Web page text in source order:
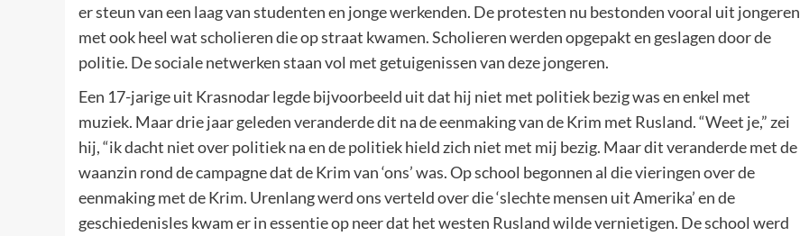
er steun van een laag van studenten en jonge werkenden. De protesten nu bestonden vooral uit jongeren
met ook heel wat scholieren die op straat kwamen. Scholieren werden opgepakt en geslagen door de
politie. De sociale netwerken staan vol met getuigenissen van deze jongeren.
Een 17-jarige uit Krasnodar legde bijvoorbeeld uit dat hij niet met politiek bezig was en enkel met
muziek. Maar drie jaar geleden veranderde dit na de eenmaking van de Krim met Rusland. “Weet je,” zei
hij, “ik dacht niet over politiek na en de politiek hield zich niet met mij bezig. Maar dit veranderde met de
waanzin rond de campagne dat de Krim van ‘ons’ was. Op school begonnen al die vieringen over de
eenmaking met de Krim. Urenlang werd ons verteld over die ‘slechte mensen uit Amerika’ en de
geschiedenisles kwam er in essentie op neer dat het westen Rusland wilde vernietigen. De school werd